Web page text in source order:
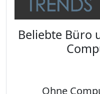
Beliebte Büro
Ohne